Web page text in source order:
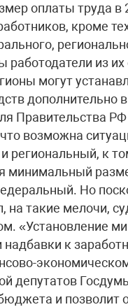
оплаты труда в
кроме
работодатели из
могут
дополнительно
Правительства
возможна
к
минимальный
Но
на такие мелочи,
«Установление
к
депутатов
и позволит